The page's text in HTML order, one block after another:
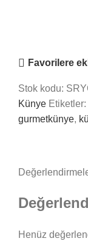
Favorilere
Stok kodu:
Künye Etiketler:
gurmetkünye,
Henüz